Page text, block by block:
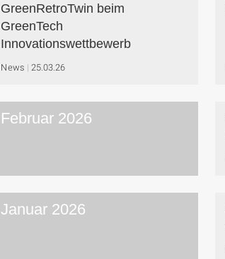
GreenRetroTwin beim
GreenTech
Innovationswettbewerb
News 25.03.26
Februar 2026
Januar 2026